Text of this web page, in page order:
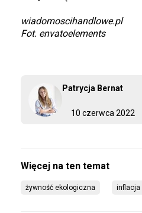
10 czerwca 2022
Patrycja Bernat
wiadomoscihandlowe.pl
Fot. envatoelements
żywność ekologiczna inflacja